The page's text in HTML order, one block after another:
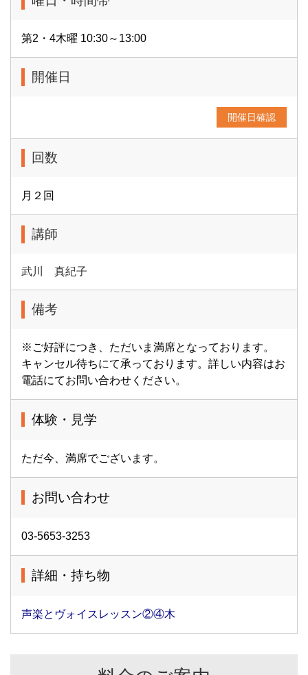
第2・4木曜 10:30～13:00
開催日
開催日確認
回数
月２回
講師
武川 真紀子
備考
※ご好評につき、ただいま満席となっております。
キャンセル待ちにて承っております。詳しい内容はお
電話にてお問い合わせください。
体験・見学
ただ今、満席でございます。
お問い合わせ
03-5653-3253
詳細・持ち物
声楽とヴォイスレッスン②④木